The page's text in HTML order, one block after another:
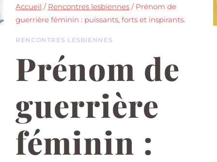
Accueil / Rencontres lesbiennes / Prénom de
guerrière féminin : puissants, forts et inspirants.
RENCONTRES LESBIENNES
Prénom de
guerrière
féminin :